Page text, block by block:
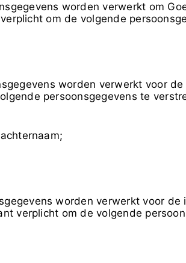
worden verwerkt om
om de volgende
worden verwerkt voor
persoonsgegevens te
worden verwerkt voor
verplicht om de volgende